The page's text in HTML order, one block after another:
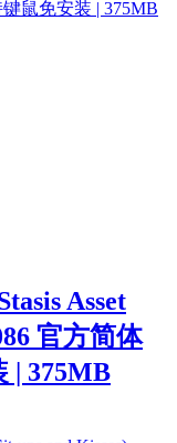
Asset
官方简体
| 375MB